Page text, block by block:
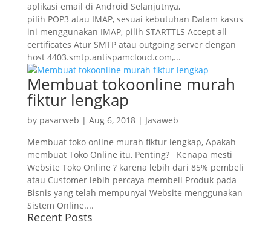
aplikasi email di Android Selanjutnya,
pilih POP3 atau IMAP, sesuai kebutuhan Dalam kasus
ini menggunakan IMAP, pilih STARTTLS Accept all
certificates Atur SMTP atau outgoing server dengan
host 4403.smtp.antispamcloud.com,...
Membuat tokoonline murah
fiktur lengkap
by pasarweb | Aug 6, 2018| Jasaweb
Membuat toko online murah fiktur lengkap, Apakah
membuat Toko Online itu, Penting? Kenapa mesti
Website Toko Online ? karena lebih dari 85% pembeli
atau Customer lebih percaya membeli Produk pada
Bisnis yang telah mempunyai Website menggunakan
Sistem Online....
Recent Posts